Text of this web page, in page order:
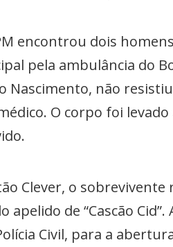
encontrou dois
pela ambulância do
Nascimento, não
O corpo foi
Clever, o
apelido de “Cascão
Civil, para a